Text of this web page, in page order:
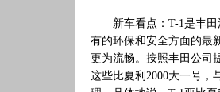
新车看点：T-1是丰田
有的环保和安全方面的最
更为流畅。按照丰田公司
这些比夏利2000大一号，